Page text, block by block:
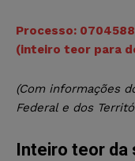
Processo:
(inteiro teor para
(Com informações
Federal e dos
Inteiro teor da